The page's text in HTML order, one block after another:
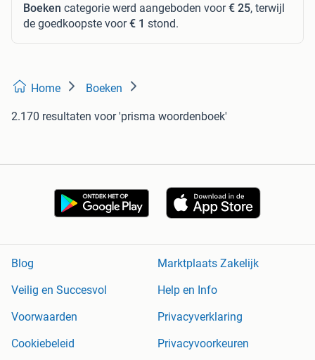
Boeken categorie werd aangeboden voor€ 25, terwijl
de goedkoopste voor€ 1 stond.
Home Boeken
2.170 resultaten voor 'prisma woordenboek'
Blog
Marktplaats Zakelijk
Veilig en Succesvol
Help en Info
Voorwaarden
Privacyverklaring
Cookiebeleid
Privacyvoorkeuren